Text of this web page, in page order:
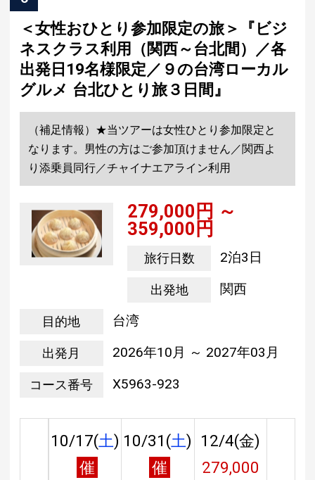
＜女性おひとり参加限定の旅＞『ビジ
ネスクラス利用（関西～台北間）／各
出発日19名様限定／９の台湾ローカル
グルメ 台北ひとり旅３日間』
（補足情報）★当ツアーは女性ひとり参加限定と
なります。男性の方はご参加頂けません／関西よ
り添乗員同行／チャイナエアライン利用
279,000円 ～
359,000円
旅行日数 2泊3日
出発地 関西
目的地 台湾
出発月 2026年10月 ～ 2027年03月
コース番号 X5963-923
10/17(土)
催
10/31(土)
催
12/4(金)
279,000